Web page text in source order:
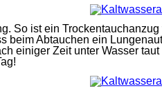
So ist ein
beim Abtauchen ein
einiger Zeit unter Wasser